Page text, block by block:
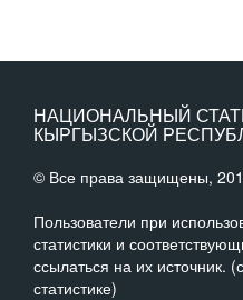
НАЦИОНАЛЬНЫЙ
КЫРГЫЗСКОЙ
© Все права защищены,
Пользователи при
статистики и
ссылаться на их источник.
статистике)